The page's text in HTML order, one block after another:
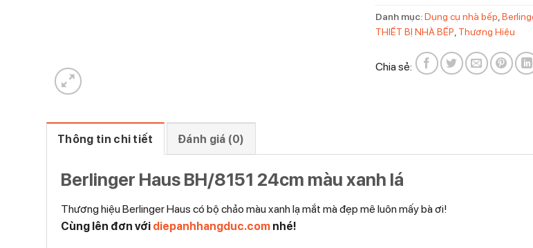
Danh mục:Dụng cụ nhà bếp,
THIẾT BỊ NHÀ BẾP, Thương Hiệu
Chia sẻ:
Thông tin chi tiết Đánh giá (0)
Berlinger Haus BH/8151 24cm màu xanh lá
Thương hiệu Berlinger Haus có bộ chảo màu xanh lạ mắt mà đẹp mê luôn mấy bà ơi!
Cùng lên đơn với diepanhhangduc.com nhé!